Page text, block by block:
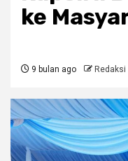
ke
9 bulan ago Redaksi